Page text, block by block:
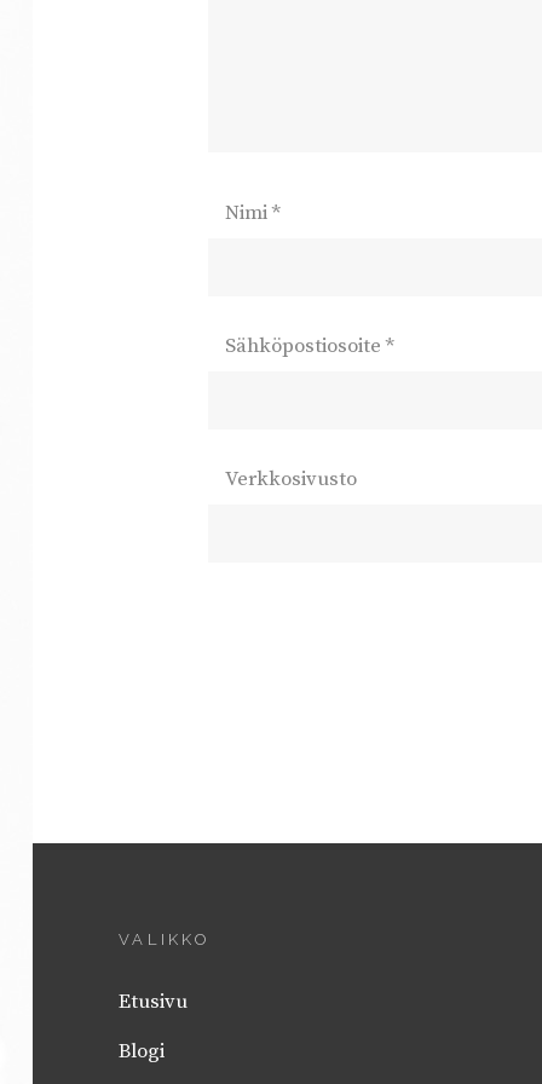
Nimi*
Sähköpostiosoite*
Verkkosivusto
VALIKKO
Etusivu
Blogi